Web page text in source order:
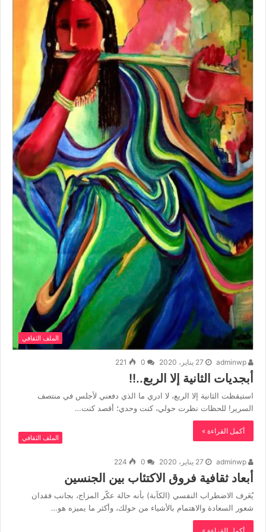
الملف الثقافي
27 يناير، 2020 221
أبجديات الثانية إلا الربع..!!
استيقظت الثانية إلا الربع، لا ادري ما الذي دفعني لأجلس في منتصف
السرير! للحظات نظرت حولي، كنت وحدي؛ أقصد كنت…
أكمل القراءة »
الملف الثقافي
27 يناير، 2020 224
أبعاد ثقافية فروق الاكتئاب بين الجنسين
يُعَرف الاضطراب النفسي (الكآبة) بأنه حالة عكّر المزاج، بجانب فقدان
شعور السعادة والاهتمام بالأشياء من حولك، وأكثر ما يميزه هو…